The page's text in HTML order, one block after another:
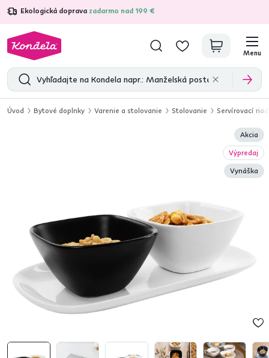
Ekologická doprava zadarmo nad 199 €
4,7 31 285overených produktových recenzií
Menu
Úvod Bytové doplnky Varenie a stolovanie Stolovanie Servírovací riad
Akcia
Výpredaj
Vynáška